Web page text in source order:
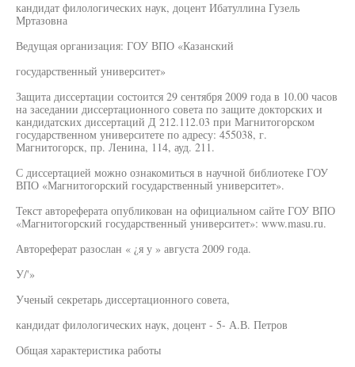
кандидат филологических наук, доцент Ибатуллина Гузель
Мртазовна
Ведущая организация: ГОУ ВПО «Казанский
государственный университет»
Защита диссертации состоится 29 сентября 2009 года в 10.00 часов
на заседании диссертационного совета по защите докторских и
кандидатских диссертаций Д 212.112.03 при Магнитогорском
государственном университете по адресу: 455038, г.
Магнитогорск, пр. Ленина, 114, ауд. 211.
С диссертацией можно ознакомиться в научной библиотеке ГОУ
ВПО «Магнитогорский государственный университет».
Текст автореферата опубликован на официальном сайте ГОУ ВПО
«Магнитогорский государственный университет»: www.masu.ru.
Автореферат разослан « ¿я у » августа 2009 года.
У/'»
Ученый секретарь диссертационного совета,
кандидат филологических наук, доцент - 5- А.В. Петров
Общая характеристика работы